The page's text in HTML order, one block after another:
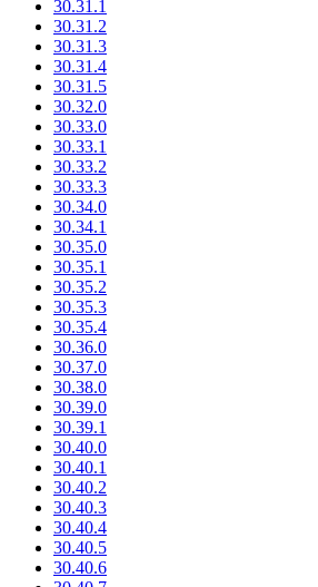
30.31.1
30.31.2
30.31.3
30.31.4
30.31.5
30.32.0
30.33.0
30.33.1
30.33.2
30.33.3
30.34.0
30.34.1
30.35.0
30.35.1
30.35.2
30.35.3
30.35.4
30.36.0
30.37.0
30.38.0
30.39.0
30.39.1
30.40.0
30.40.1
30.40.2
30.40.3
30.40.4
30.40.5
30.40.6